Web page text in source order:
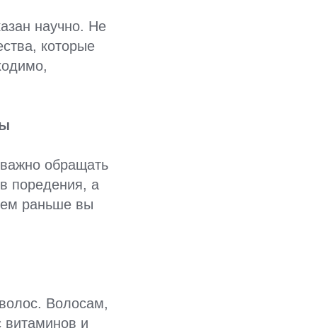
научно. Не
которые
обращать
поредения, а
раньше вы
Волосам,
витаминов и